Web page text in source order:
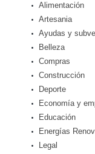
Alimentación
Artesania
Ayudas y
Belleza
Compras
Construcción
Deporte
Economía y
Educación
Energías
Legal